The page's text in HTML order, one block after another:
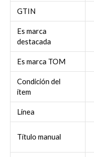
GTIN
Es marca
destacada
Es marca TOM
Condición del
ítem
Línea
Título manual